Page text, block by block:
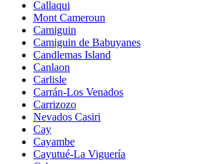
Callaqui
Mont Cameroun
Camiguin
Camiguin de Babuyanes
Candlemas Island
Canlaon
Carlisle
Carrán-Los Venados
Carrizozo
Nevados Casiri
Cay
Cayambe
Cayutué-La Viguería